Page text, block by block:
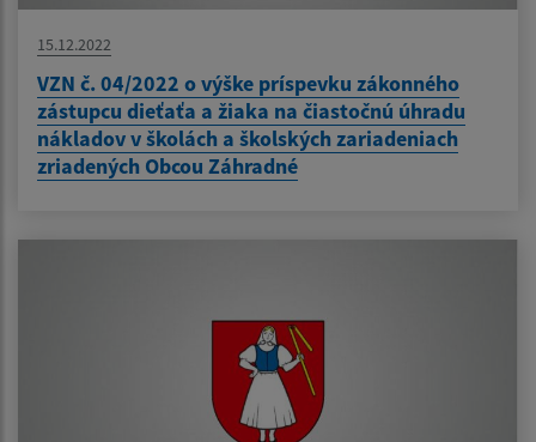
15.12.2022
VZN č. 04/2022 o výške príspevku zákonného
zástupcu dieťaťa a žiaka na čiastočnú úhradu
nákladov v školách a školských zariadeniach
zriadených Obcou Záhradné